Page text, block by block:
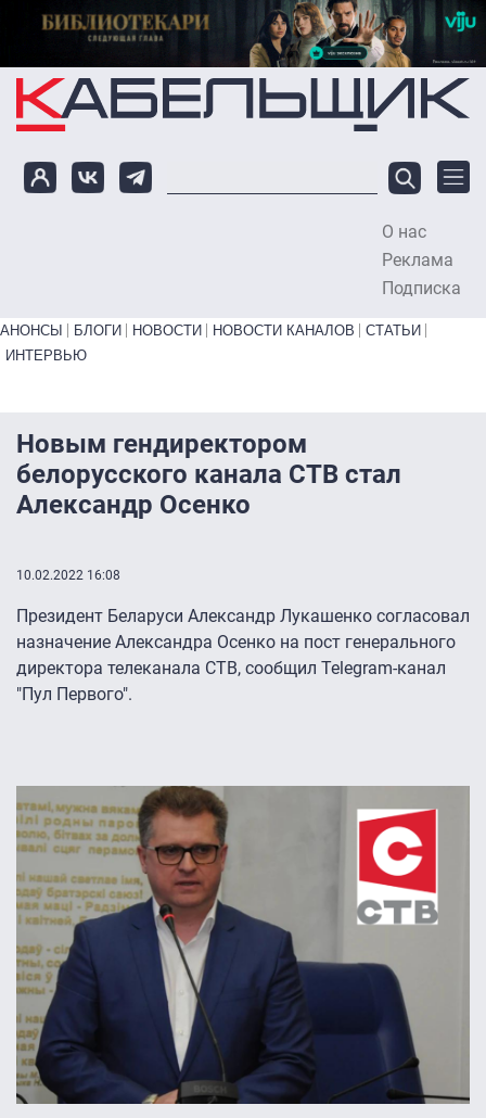
Перейти к основному содержанию
О нас
Реклама
Подписка
Primary links bottom
АНОНСЫ БЛОГИ НОВОСТИ НОВОСТИ КАНАЛОВ
СТАТЬИ
ИНТЕРВЬЮ
Новым гендиректором
белорусского канала СТВ стал
Александр Осенко
10.02.2022 16:08
Президент Беларуси Александр Лукашенко согласовал
назначение Александра Осенко на пост генерального
директора телеканала СТВ, сообщил Telegram-канал
"Пул Первого".